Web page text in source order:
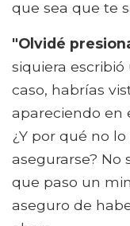
que sea que te
"Olvidé
siquiera escribió
caso, habrías
apareciendo en
¿Y por qué no
asegurarse? No
que paso un
aseguro de